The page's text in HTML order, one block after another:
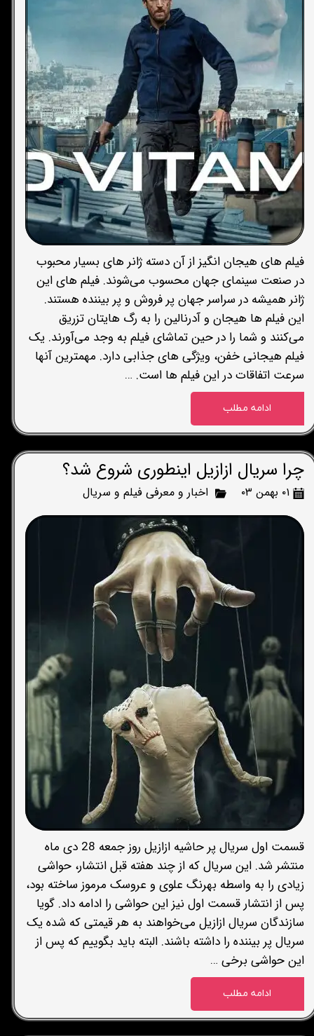
فیلم های هیجان انگیز از آن دسته ژانر های بسیار محبوب
در صنعت سینمای جهان محسوب می‌شوند. فیلم های این
ژانر همیشه در سراسر جهان پر فروش و پر بیننده هستند.
این فیلم ها هیجان و آدرنالین را به رگ هایتان تزریق
می‌کنند و شما را در حین تماشای فیلم به وجد می‌آورند. یک
فیلم هیجانی خفن، ویژگی های جذابی دارد. مهمترین آنها
سرعت اتفاقات در این فیلم ها است. …
ادامه مطلب
چرا سریال ازازیل اینطوری شروع شد؟
۰۱ بهمن ۰۳ اخبار و معرفی فیلم و سریال
قسمت اول سریال پر حاشیه ازازیل روز جمعه 28 دی ماه
منتشر شد. این سریال که از چند هفته قبل انتشار، حواشی
زیادی را به واسطه بهرنگ علوی و عروسک مرموز ساخته بود،
پس از انتشار قسمت اول نیز این حواشی را ادامه داد. گویا
سازندگان سریال ازازیل می‌خواهند به هر قیمتی که شده یک
سریال پر بیننده را داشته باشند. البته باید بگوییم که پس از
این حواشی برخی …
ادامه مطلب